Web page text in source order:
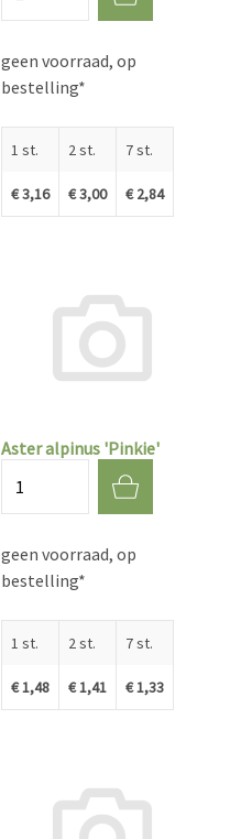
geen voorraad, op
bestelling*
1 st.
€ 3,16
2 st.
€ 3,00
7 st.
€ 2,84
Aster alpinus 'Pinkie'
geen voorraad, op
bestelling*
1 st.
€ 1,48
2 st.
€ 1,41
7 st.
€ 1,33